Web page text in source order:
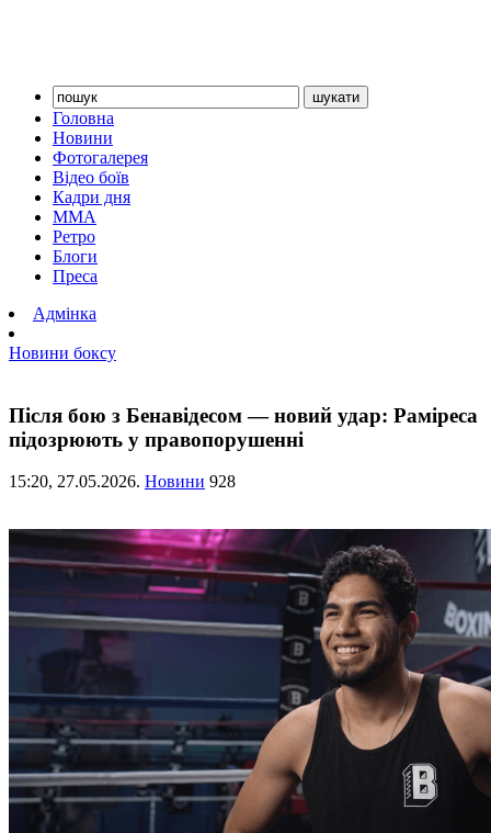
Головна
Новини
Фотогалерея
Відео боїв
Кадри дня
ММА
Ретро
Блоги
Преса
Адмінка
Новини боксу
Після бою з Бенавідесом — новий удар: Раміреса
підозрюють у правопорушенні
15:20, 27.05.2026. Новини 928